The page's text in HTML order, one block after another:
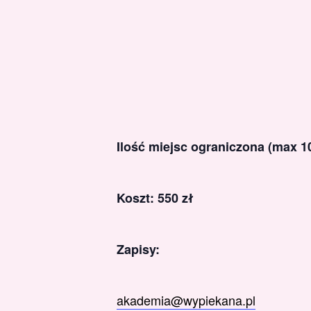
Ilość miejsc ograniczona (max
Koszt: 550 zł
Zapisy:
akademia@wypiekana.pl